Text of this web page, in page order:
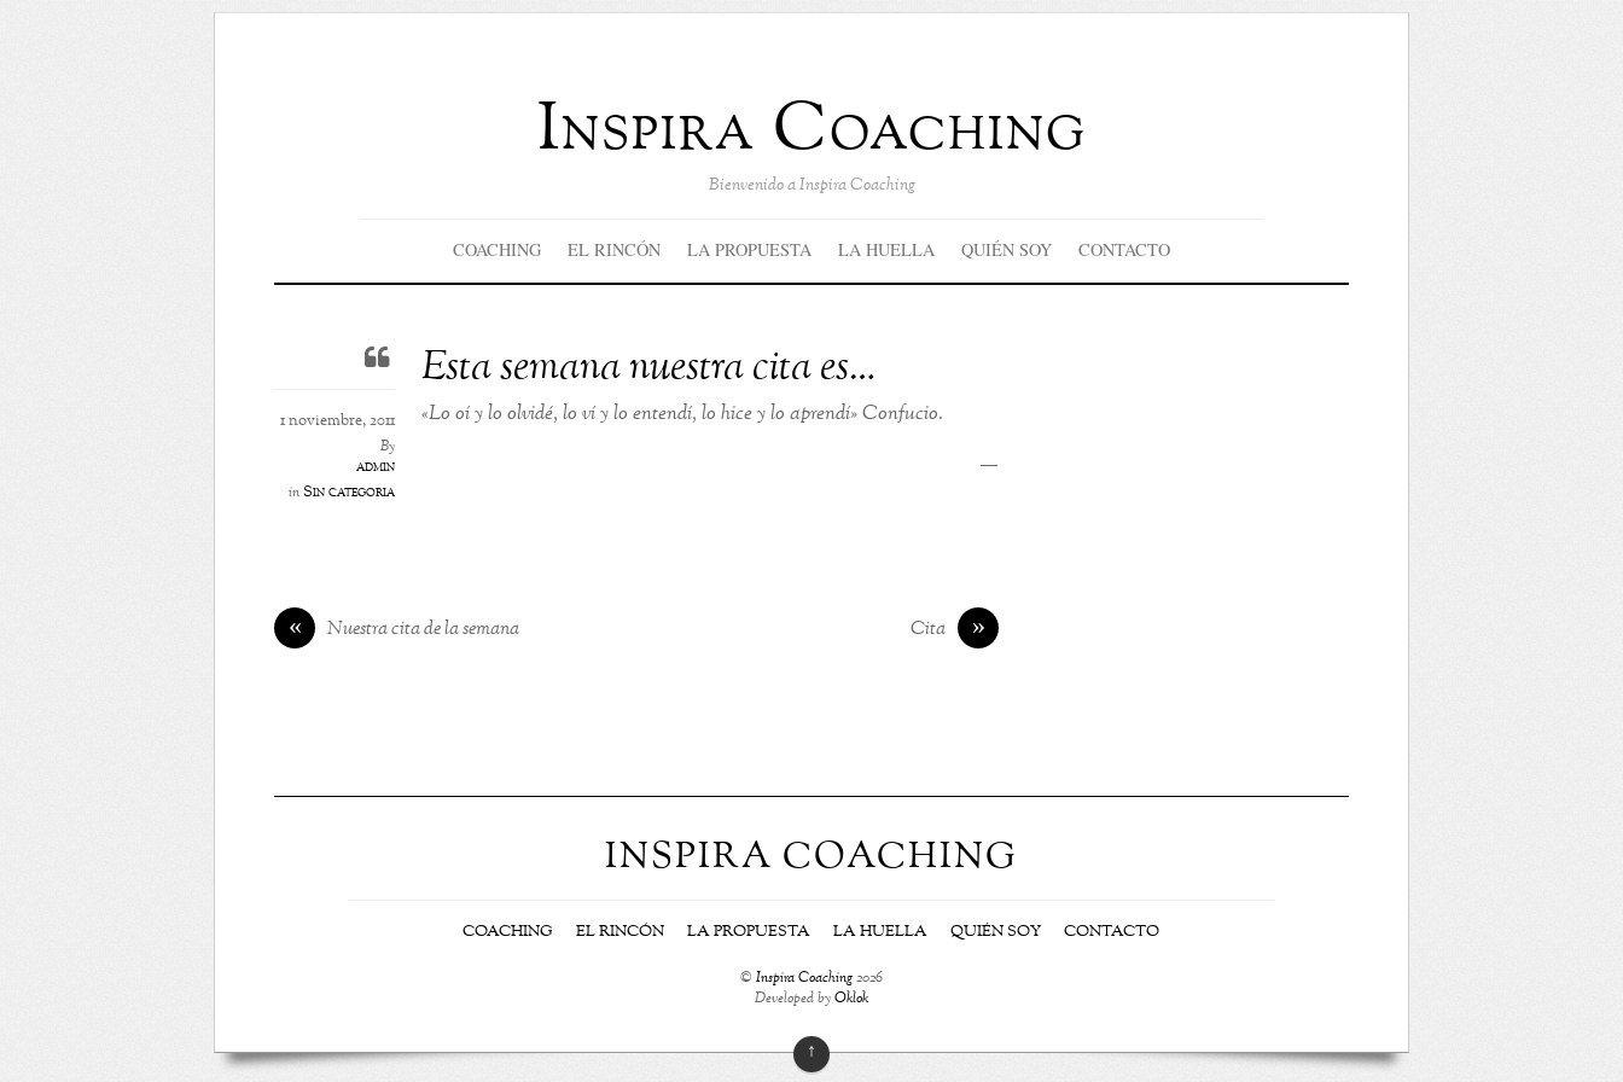
Inspira Coaching
Bienvenido a Inspira Coaching
COACHING EL RINCÓN LA PROPUESTA LA HUELLA QUIÉN SOY CONTACTO
Esta semana nuestra cita es…
1 noviembre, 2011
By
admin
inSin categoría
«Lo oí y lo olvidé, lo ví y lo entendí, lo hice y lo aprendí» Confucio.
—
« Nuestra cita de la semana »
Cita
INSPIRA COACHING
COACHING EL RINCÓN LA PROPUESTA LA HUELLA QUIÉN SOY CONTACTO
© Inspira Coaching2026
Developed byOklok
↑